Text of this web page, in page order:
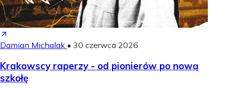
Damian Michalak • 30 czerwca 2026
Krakowscy raperzy - od pionierów po nową
szkołę